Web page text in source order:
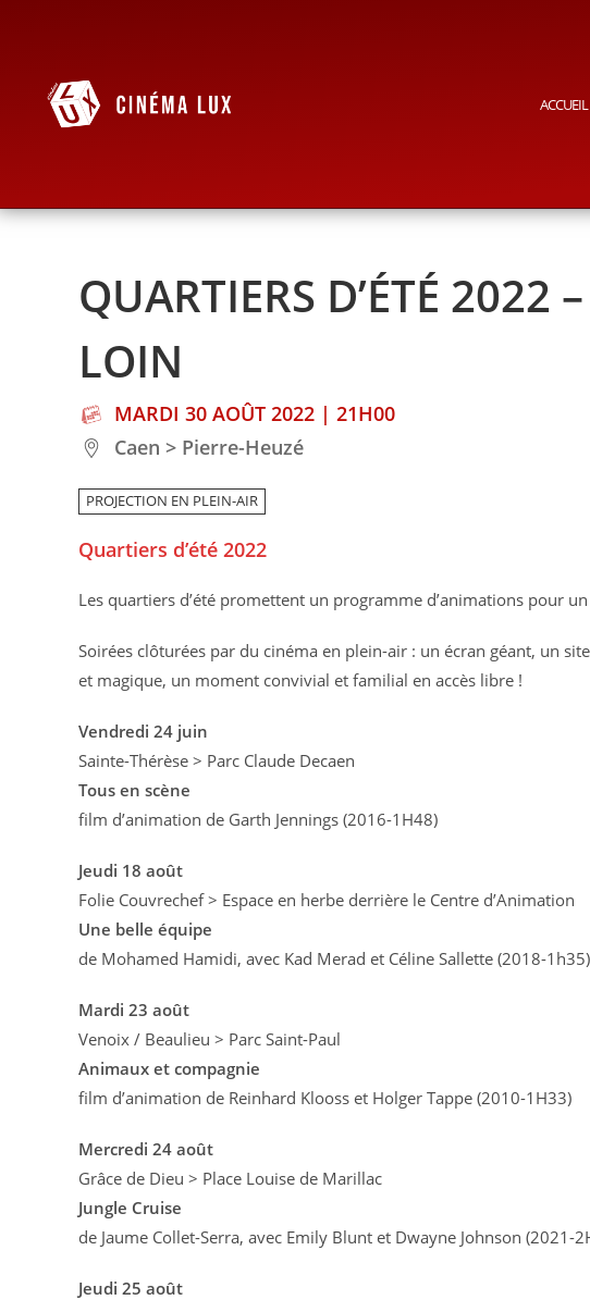
ACCUEIL
QUARTIERS D’ÉTÉ 2022
LOIN
MARDI 30 AOÛT 2022 | 21H00
Caen > Pierre-Heuzé
PROJECTION EN PLEIN-AIR
Quartiers d’été 2022
Les quartiers d’été promettent un programme d’animations pour
Soirées clôturées par du cinéma en plein-air : un écran géant, un
et magique, un moment convivial et familial en accès libre !
Vendredi 24 juin
Sainte-Thérèse > Parc Claude Decaen
Tous en scène
film d’animation de Garth Jennings (2016-1H48)
Jeudi 18 août
Folie Couvrechef > Espace en herbe derrière le Centre d’Animation
Une belle équipe
de Mohamed Hamidi, avec Kad Merad et Céline Sallette (2018-1h35)
Mardi 23 août
Venoix / Beaulieu > Parc Saint-Paul
Animaux et compagnie
film d’animation de Reinhard Klooss et Holger Tappe (2010-1H33)
Mercredi 24 août
Grâce de Dieu > Place Louise de Marillac
Jungle Cruise
de Jaume Collet-Serra, avec Emily Blunt et Dwayne Johnson (2021-
Jeudi 25 août